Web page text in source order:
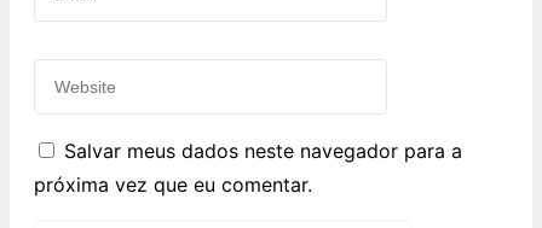
Salvar meus dados neste navegador para a
próxima vez que eu comentar.